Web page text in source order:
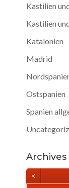
Kastilien
Kastilien
Katalonien
Madrid
Ostspanien
Spanien
Archives
<